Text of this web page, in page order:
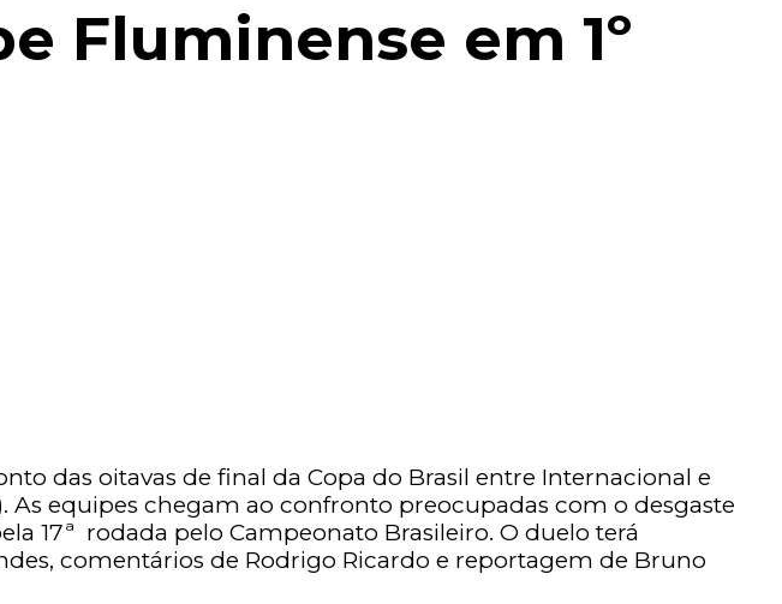
Fluminense em 1º
das oitavas de final da Copa do Brasil entre Internacional e
As equipes chegam ao confronto preocupadas com o desgaste
17ª rodada pelo Campeonato Brasileiro. O duelo terá
comentários de Rodrigo Ricardo e reportagem de Bruno